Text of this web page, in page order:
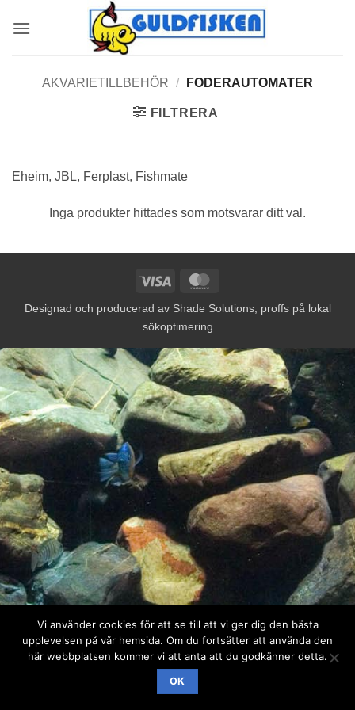
AKVARIETILLBEHÖR / FODERAUTOMATER
FILTRERA
Eheim, JBL, Ferplast, Fishmate
Inga produkter hittades som motsvarar ditt val.
Visa
Designad och producerad av Shade Solutions, proffs på lokal
sökoptimering
Vi använder cookies för att se till att vi ger dig den bästa
upplevelsen på vår hemsida. Om du fortsätter att använda den
här webbplatsen kommer vi att anta att du godkänner detta.
OK